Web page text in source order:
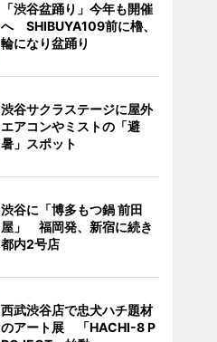
「渋谷盆踊り」今年も開催
へ SHIBUYA109前に櫓、
輪になり盆踊り
渋谷サクラステージに屋外
エアコンやミストの「避
暑」スポット
渋谷に「博多もつ鍋 前田
屋」 福岡発、新宿に続き
都内2号店
西武渋谷店で忠犬ハチ題材
のアート展 「HACHI-8 P